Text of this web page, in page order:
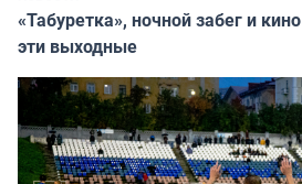
«Табуретка», ночной забег и
эти выходные